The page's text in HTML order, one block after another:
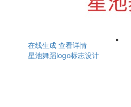
在线生成 查看详情
星池舞蹈logo标志设计